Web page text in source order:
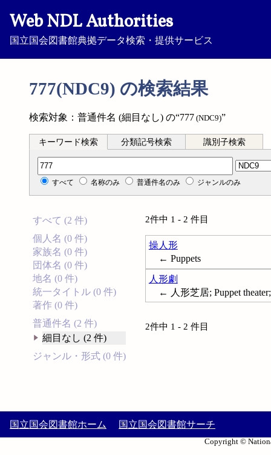
Web NDL Authorities
国立国会図書館典拠データ検索・提供サービス
777(NDC9) の検索結果
検索対象：普通件名 (細目なし) の“777 (NDC9)”
キーワード検索 分類記号検索 識別子検索
分類記号検索
すべて 名称のみ 普通件名のみ ジャンルのみ
すべて (2 件)
個人名 (0 件)
家族名 (0 件)
団体名 (0 件)
地名 (0 件)
統一タイトル (0 件)
著作 (0 件)
普通件名 (2 件)
細目なし (2 件)
ジャンル・形式 (0 件)
2件中 1 - 2 件目
操人形
← Puppets
人形劇
← 人形芝居; Puppet
2件中 1 - 2 件目
国立国会図書館ホーム 国立国会図書館サーチ
Copyright ©